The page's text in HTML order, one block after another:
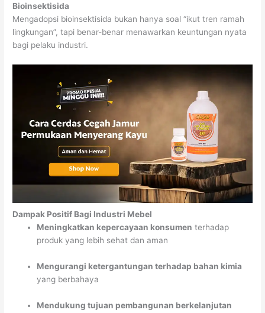
Bioinsektisida
Mengadopsi bioinsektisida bukan hanya soal “ikut tren ramah
lingkungan”, tapi benar-benar menawarkan keuntungan nyata
bagi pelaku industri.
Dampak Positif Bagi Industri Mebel
Meningkatkan kepercayaan konsumen terhadap
produk yang lebih sehat dan aman
Mengurangi ketergantungan terhadap bahan kimia
yang berbahaya
Mendukung tujuan pembangunan berkelanjutan